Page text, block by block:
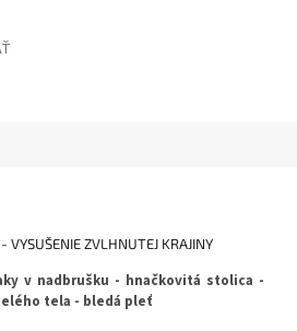
VYSUŠENIE ZVLHNUTEJ KRAJINY
v nadbrušku - hnačkovitá stolica -
tela - bledá pleť